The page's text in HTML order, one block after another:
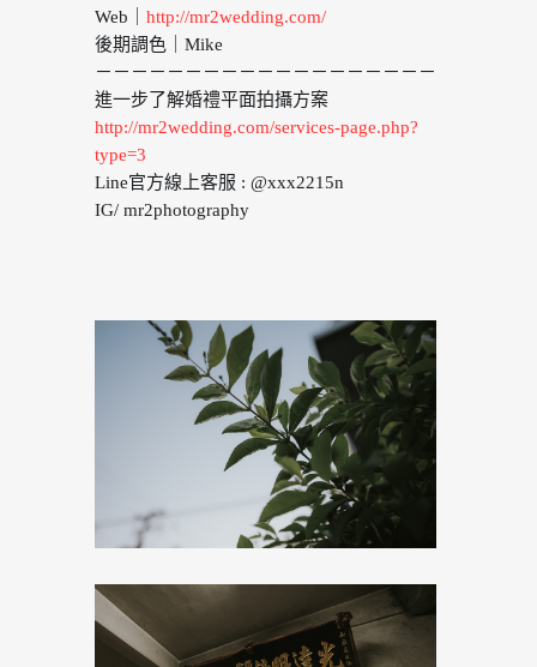
Web｜ http://mr2wedding.com/
後期調色｜Mike
－－－－－－－－－－－－－－－－－－－
進一步了解婚禮平面拍攝方案
http://mr2wedding.com/services-page.php?
type=3
Line官方線上客服 : @xxx2215n
IG/ mr2photography